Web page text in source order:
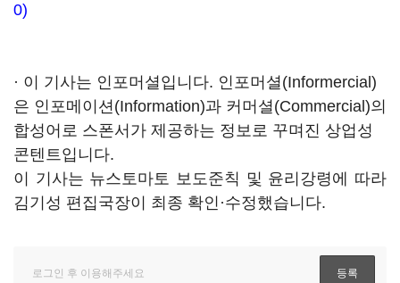
0)
· 이 기사는 인포머셜입니다. 인포머셜(Informercial)
은 인포메이션(Information)과 커머셜(Commercial)의
합성어로 스폰서가 제공하는 정보로 꾸며진 상업성
콘텐트입니다.
이 기사는 뉴스토마토 보도준칙 및 윤리강령에 따라
김기성 편집국장이 최종 확인·수정했습니다.